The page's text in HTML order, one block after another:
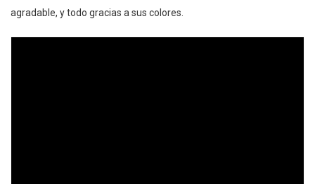
agradable, y todo gracias a sus colores.